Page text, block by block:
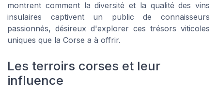
montrent comment la diversité et la qualité des vins
insulaires captivent un public de connaisseurs
passionnés, désireux d'explorer ces trésors viticoles
uniques que la Corse a à offrir.
Les terroirs corses et leur
influence